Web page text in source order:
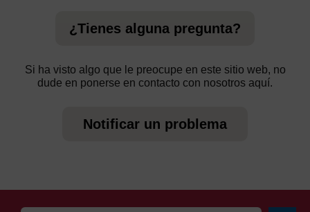
¿Tienes alguna pregunta?
Si ha visto algo que le preocupe en este sitio web, no
dude en ponerse en contacto con nosotros aquí.
Notificar un problema